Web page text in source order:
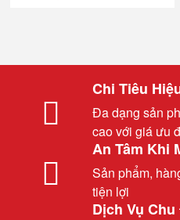
Chi Tiêu
Đa dạng sản
cao với giá ưu
An Tâm Khi
Sản phẩm,
tiện lợi
Dịch Vụ